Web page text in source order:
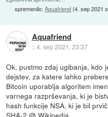
spremenilo:Aquafriend(4. sep 2021
Aquafriend
::4. sep 2021, 23:37
Ok, pustmo zdaj ugibanja, kdo
dejstev, za katere lahko
Bitcoin uporablja algoritem
varnega razprševanja, ki je
hash funkcije NSA, ki je bil